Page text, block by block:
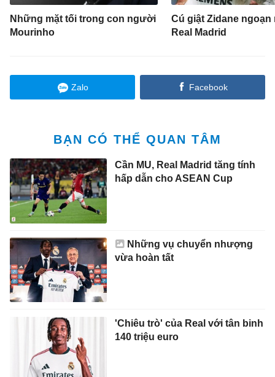
Những mặt tối trong con người
Mourinho
Cú giật Zidane ngoạn
Real Madrid
Zalo Facebook
BẠN CÓ THỂ QUAN TÂM
Cần MU, Real Madrid tăng tính
hấp dẫn cho ASEAN Cup
Những vụ chuyển nhượng
vừa hoàn tất
'Chiêu trò' của Real với tân binh
140 triệu euro